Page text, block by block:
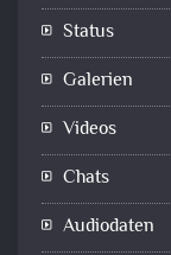
Status
Galerien
Videos
Chats
Audiodaten